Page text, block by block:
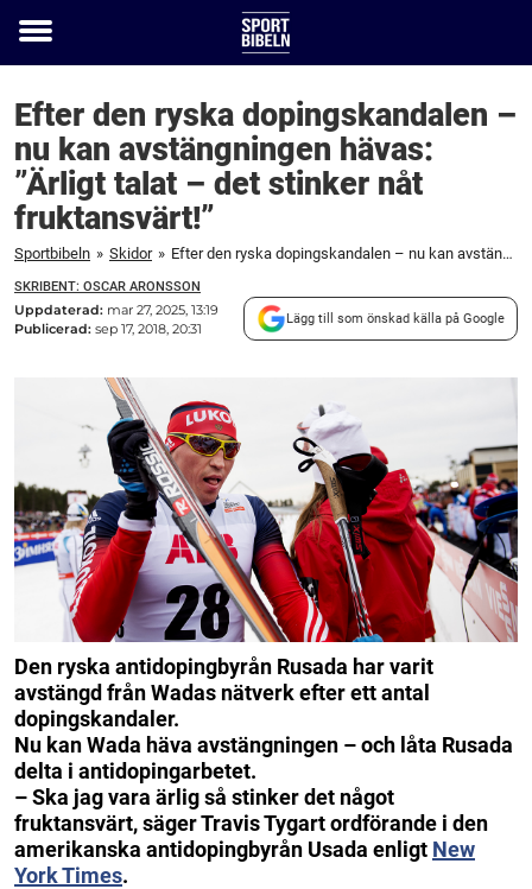
Toggle
Efter den ryska dopingskandalen –
nu kan avstängningen hävas:
”Ärligt talat – det stinker nåt
fruktansvärt!”
Sportbibeln » Skidor » Efter den ryska dopingskandalen – nu kan avstängningen hävas: "Ärligt talat – det stinker nåt fruktansvärt!"
SKRIBENT: OSCAR ARONSSON
Uppdaterad: mar 27, 2025, 13:19
Publicerad: sep 17, 2018, 20:31
Lägg till som önskad källa på Google
Den ryska antidopingbyrån Rusada har varit
avstängd från Wadas nätverk efter ett antal
dopingskandaler.
Nu kan Wada häva avstängningen – och låta Rusada
delta i antidopingarbetet.
– Ska jag vara ärlig så stinker det något
fruktansvärt, säger Travis Tygart ordförande i den
amerikanska antidopingbyrån Usada enligt New
York Times.